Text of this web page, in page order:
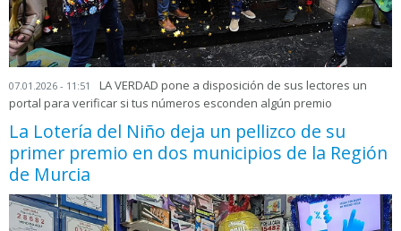
07.01.2026 - 11:51
LA VERDAD pone a disposición de sus lectores un
portal para verificar si tus números esconden algún premio
La Lotería del Niño deja un pellizco de su
primer premio en dos municipios de la Región
de Murcia